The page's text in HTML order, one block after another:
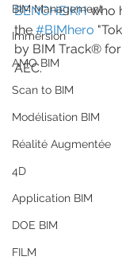
BIM Management
Immersion
AMO BIM
Scan to BIM
Modélisation BIM
Réalité Augmentée
4D
Application BIM
DOE BIM
FILM
BENCHEIKH who
the #BIMhero
by BIM Track®
AEC.